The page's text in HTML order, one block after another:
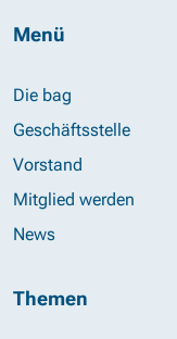
Menü
Die bag
Geschäftsstelle
Vorstand
Mitglied werden
News
Themen